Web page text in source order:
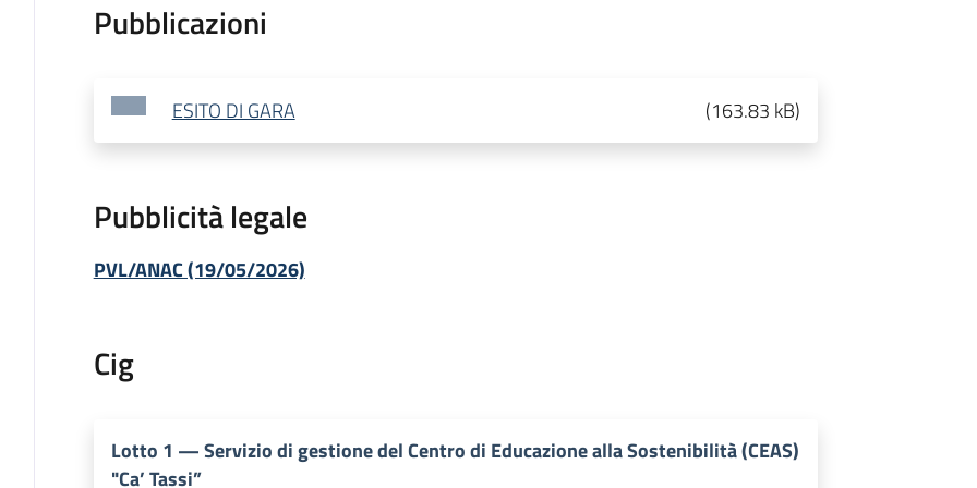
Pubblicazioni
ESITO DI GARA (163.83 kB)
Pubblicità legale
PVL/ANAC (19/05/2026)
Cig
Lotto 1 —Servizio di gestione del Centro di Educazione alla Sostenibilità (CEAS)
"Ca’ Tassi”